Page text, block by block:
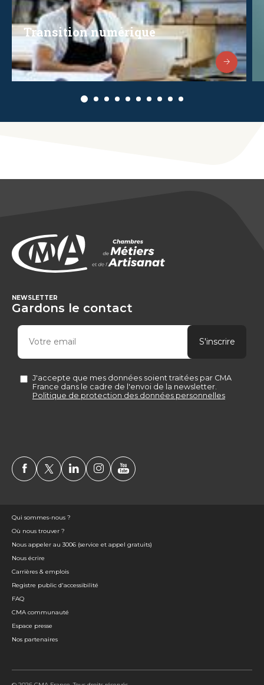
Transition numérique
NEWSLETTER
Gardons le contact
Qui sommes-nous ?
Où nous trouver ?
Nous appeler au 3006 (service et appel gratuits)
Nous écrire
Carrières & emplois
Registre public d'accessibilité
FAQ
CMA communauté
Espace presse
Nos partenaires